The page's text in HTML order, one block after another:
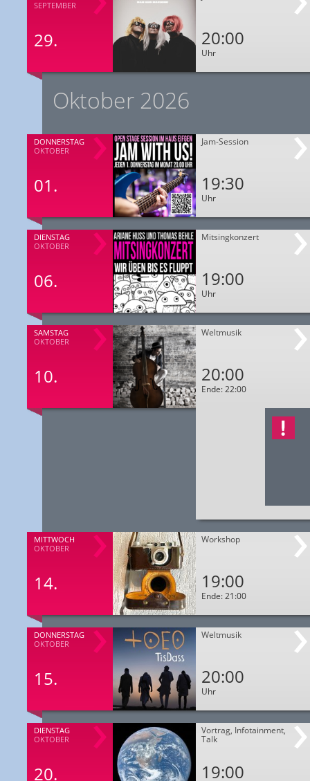
SEPTEMBER
29. 20:00
Uhr
Oktober 2026
DONNERSTAG
OKTOBER
01.
Jam-Session
19:30
Uhr
DIENSTAG
OKTOBER
06.
Mitsingkonzert
19:00
Uhr
SAMSTAG
OKTOBER
10.
Weltmusik
20:00
Ende: 22:00
MITTWOCH
OKTOBER
14.
Workshop
19:00
Ende: 21:00
DONNERSTAG
OKTOBER
15.
Weltmusik
20:00
Uhr
DIENSTAG
OKTOBER
20.
Vortrag, Infotainment,
Talk
19:00